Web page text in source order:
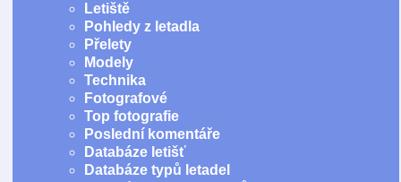
Letiště
Pohledy z letadla
Přelety
Modely
Technika
Fotografové
Top fotografie
Poslední komentáře
Databáze letišť
Databáze typů letadel